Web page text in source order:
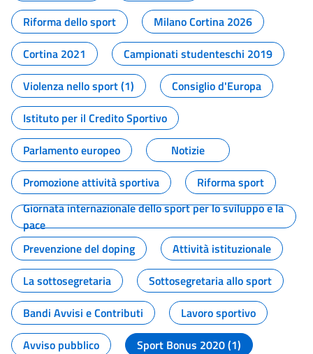
Riforma dello sport
Milano Cortina 2026
Cortina 2021
Campionati studenteschi 2019
Violenza nello sport (1)
Consiglio d'Europa
Istituto per il Credito Sportivo
Parlamento europeo
Notizie
Promozione attività sportiva
Riforma sport
Giornata internazionale dello sport per lo sviluppo e la
pace
Prevenzione del doping
Attività istituzionale
La sottosegretaria
Sottosegretaria allo sport
Bandi Avvisi e Contributi
Lavoro sportivo
Avviso pubblico
Sport Bonus 2020 (1)